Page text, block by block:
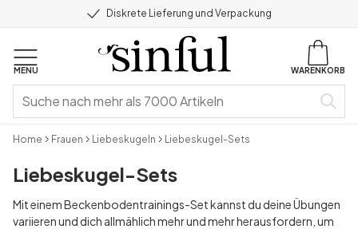
Diskrete Lieferung und Verpackung
MENU WARENKORB
Home Frauen Liebeskugeln Liebeskugel-Sets
Liebeskugel-Sets
Mit einem Beckenbodentrainings-Set kannst du deine Übungen
variieren und dich allmählich mehr und mehr herausfordern, um